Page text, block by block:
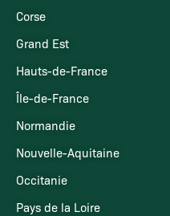
Corse
Grand Est
Hauts-de-France
Île-de-France
Normandie
Nouvelle-Aquitaine
Occitanie
Pays de la Loire